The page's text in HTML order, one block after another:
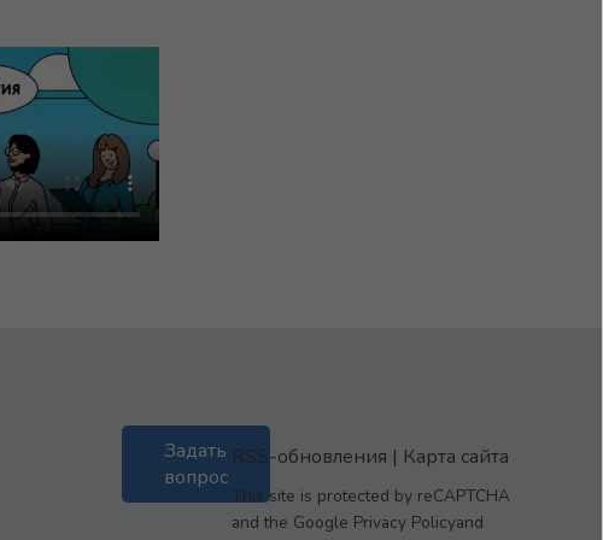
Задать
вопрос
RSS-обновления | Карта сайта
This site is protected by reCAPTCHA
and the Google Privacy Policyand